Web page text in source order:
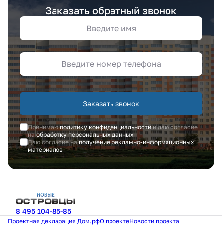
Заказать обратный звонок
Заказать звонок
Принимаюполитику конфиденциальностии даю согласие
наобработку персональных данных
Даю согласие наполучение рекламно-информационных
материалов
8 495 104-85-85
Проектная декларация Дом.рфО проектеНовости проекта